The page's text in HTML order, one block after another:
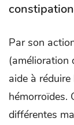
Par son
(amélioration
aide à
hémorroïdes.
différentes